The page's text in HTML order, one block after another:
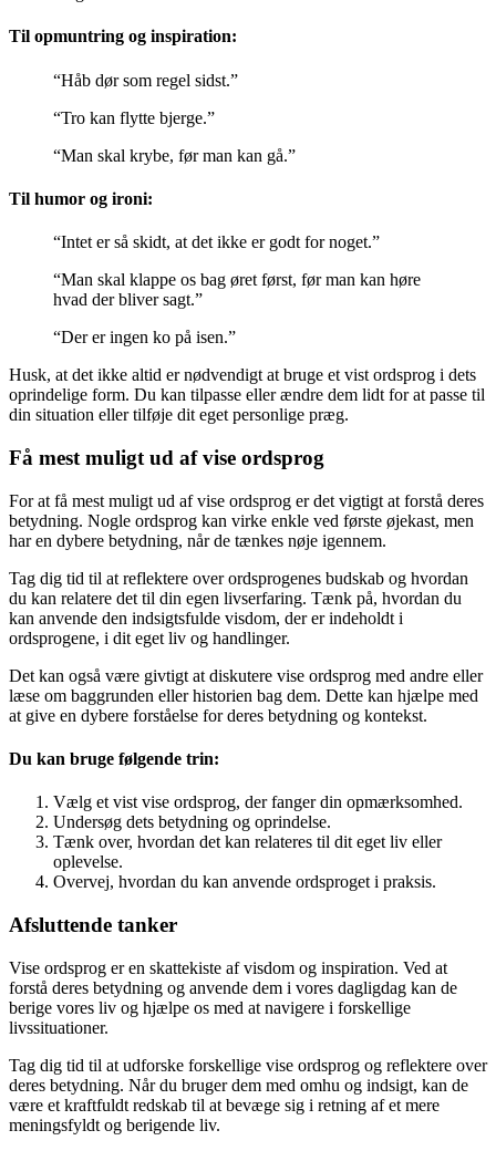
Til opmuntring og inspiration:
“Håb dør som regel sidst.”
“Tro kan flytte bjerge.”
“Man skal krybe, før man kan gå.”
Til humor og ironi:
“Intet er så skidt, at det ikke er godt for noget.”
“Man skal klappe os bag øret først, før man kan høre
hvad der bliver sagt.”
“Der er ingen ko på isen.”
Husk, at det ikke altid er nødvendigt at bruge et vist ordsprog i dets
oprindelige form. Du kan tilpasse eller ændre dem lidt for at passe til
din situation eller tilføje dit eget personlige præg.
Få mest muligt ud af vise ordsprog
For at få mest muligt ud af vise ordsprog er det vigtigt at forstå deres
betydning. Nogle ordsprog kan virke enkle ved første øjekast, men
har en dybere betydning, når de tænkes nøje igennem.
Tag dig tid til at reflektere over ordsprogenes budskab og hvordan
du kan relatere det til din egen livserfaring. Tænk på, hvordan du
kan anvende den indsigtsfulde visdom, der er indeholdt i
ordsprogene, i dit eget liv og handlinger.
Det kan også være givtigt at diskutere vise ordsprog med andre eller
læse om baggrunden eller historien bag dem. Dette kan hjælpe med
at give en dybere forståelse for deres betydning og kontekst.
Du kan bruge følgende trin:
Vælg et vist vise ordsprog, der fanger din opmærksomhed.
Undersøg dets betydning og oprindelse.
Tænk over, hvordan det kan relateres til dit eget liv eller
oplevelse.
Overvej, hvordan du kan anvende ordsproget i praksis.
Afsluttende tanker
Vise ordsprog er en skattekiste af visdom og inspiration. Ved at
forstå deres betydning og anvende dem i vores dagligdag kan de
berige vores liv og hjælpe os med at navigere i forskellige
livssituationer.
Tag dig tid til at udforske forskellige vise ordsprog og reflektere over
deres betydning. Når du bruger dem med omhu og indsigt, kan de
være et kraftfuldt redskab til at bevæge sig i retning af et mere
meningsfyldt og berigende liv.